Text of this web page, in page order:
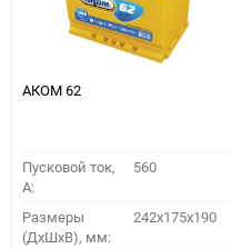
АКОМ 62
Пусковой ток,
A:
560
Размеры
(ДхШхВ), мм:
242x175x190